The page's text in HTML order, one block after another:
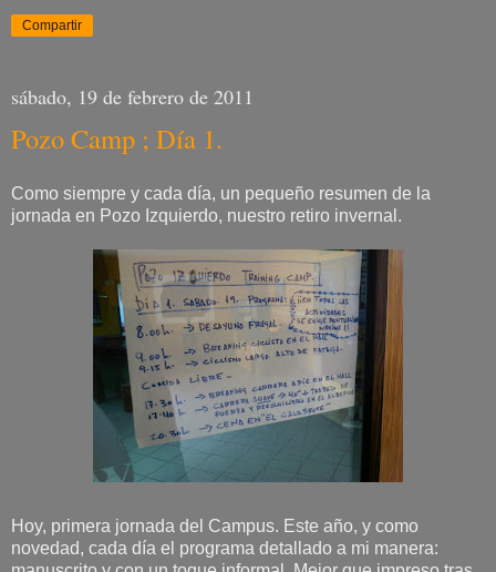
Compartir
sábado, 19 de febrero de 2011
Pozo Camp ; Día 1.
Como siempre y cada día, un pequeño resumen de la
jornada en Pozo Izquierdo, nuestro retiro invernal.
Hoy, primera jornada del Campus. Este año, y como
novedad, cada día el programa detallado a mi manera: